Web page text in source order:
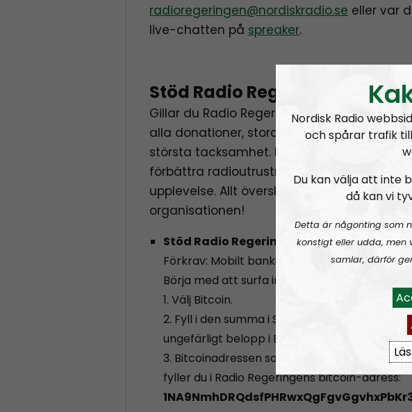
radioregeringen@nordiskradio.se eller var
live-chatten på spreaker.
Stöd Radio Regeringen:
Gillar du Radio Regeringen? Ditt stöd
alla donationer, stora som små, tages
största tacksamhet. Pengarna används
förbättra radioutrustningen och på andra
upplevelse. Allt överskott går direkt till
organisationen!
Stöd Radio Regeringen genom att
Förkrav: Mobilt bankid, Swish
Börja med att surfa in på:
1. Välj Bitcoin.
2. Fyll i den summa i SEK du vill donera, så får
ungefärligt belopp i BTC i rutan under.
3. Bitcoinadressen som köpet ska utbetalas
fyller du i Radio Regeringens bitcoin-adress:
Nordisk Radio
och spårar trafik
Du kan välja att inte
då kan vi
Detta är någonting som
konstigt eller udda,
samlar, därför